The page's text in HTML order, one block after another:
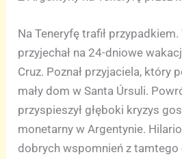
Na Teneryfę trafił
przyjechał na 24-dniowe
Cruz. Poznał przyjaciela, który
mały dom w Santa Úrsuli.
przyspieszył głęboki kryzys
monetarny w Argentynie.
dobrych wspomnień z tamtego